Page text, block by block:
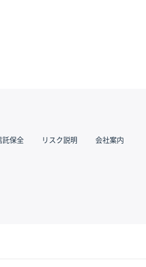
託保全 リスク説明 会社案内